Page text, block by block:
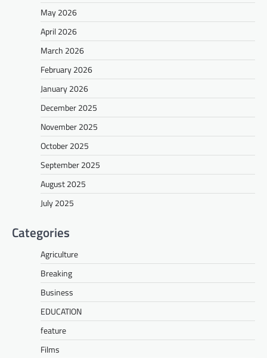
May 2026
April 2026
March 2026
February 2026
January 2026
December 2025
November 2025
October 2025
September 2025
August 2025
July 2025
Categories
Agriculture
Breaking
Business
EDUCATION
feature
Films